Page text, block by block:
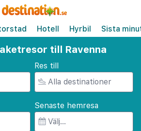
Hotell Hyrbil Sista
till Ravenna
Res till
Senaste hemresa